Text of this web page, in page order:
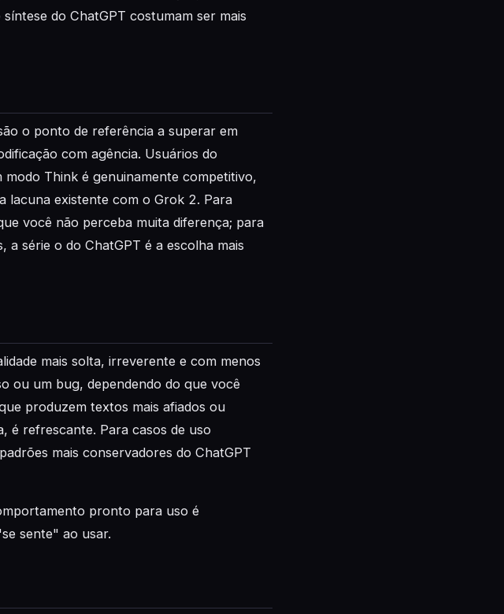
do ChatGPT costumam ser mais
o ponto de referência a superar em
com agência. Usuários do
Think é genuinamente competitivo,
lacuna existente com o Grok 2. Para
você não perceba muita diferença; para
a série o do ChatGPT é a escolha mais
mais solta, irreverente e com menos
ou um bug, dependendo do que você
produzem textos mais afiados ou
é refrescante. Para casos de uso
mais conservadores do ChatGPT
pronto para uso é
sente" ao usar.